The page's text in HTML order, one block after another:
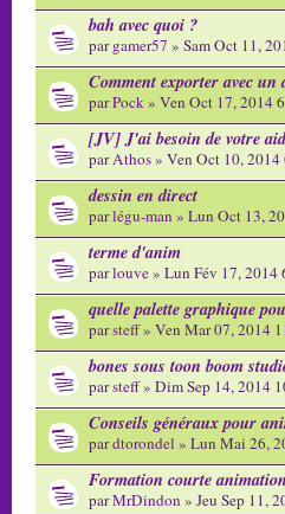
bah avec quoi ?
pargamer57 » Sam Oct 11,
Comment exporter avec un
parPock» Ven Oct 17, 2014
[JV] J'ai besoin de votre
parAthos» Ven Oct 10, 2014
dessin en direct
parlégu-man » Lun Oct 13,
terme d'anim
parlouve» Lun Fév 17, 2014
quelle palette graphique
parsteff» Ven Mar 07, 2014
bones sous toon boom
parsteff» Dim Sep 14, 2014
Conseils généraux pour
pardtorondel » Lun Mai 26,
Formation courte animation
parMrDindon » Jeu Sep 11,